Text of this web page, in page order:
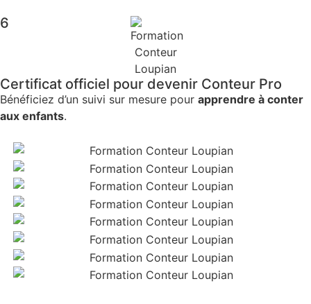
6
Certificat officiel pour devenir Conteur Pro
Bénéficiez d’un suivi sur mesure pour apprendre à conter
aux enfants.